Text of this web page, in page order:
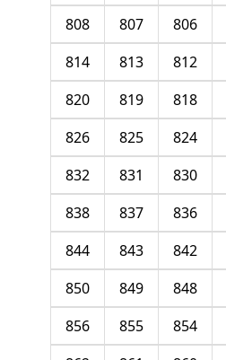
806
807
808
812
813
814
818
819
820
824
825
826
830
831
832
836
837
838
842
843
844
848
849
850
854
855
856